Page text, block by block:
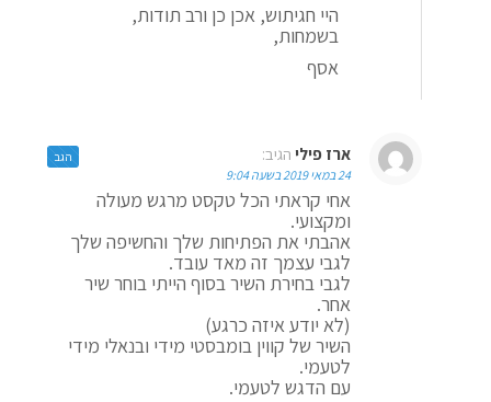
היי חגיתוש, אכן כן ורב תודות,
בשמחות,
אסף
ארז פילי הגיב:
24 במאי 2019 בשעה 9:04
אחי קראתי הכל טקסט מרגש מעולה
ומקצועי.
אהבתי את הפתיחות שלך והחשיפה שלך
לגבי עצמך זה מאד עובד.
לגבי בחירת השיר בסוף הייתי בוחר שיר
אחר.
(לא יודע איזה כרגע)
השיר של קווין בומבסטי מידי ובנאלי מידי
לטעמי.
עם הדגש לטעמי.
הגב